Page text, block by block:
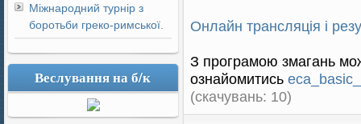
Міжнародний турнір з
боротьби греко-римської.
Веслування на б/к
Онлайн трансляція і
З програмою змагань
ознайомитись
(cкачувань: 10)